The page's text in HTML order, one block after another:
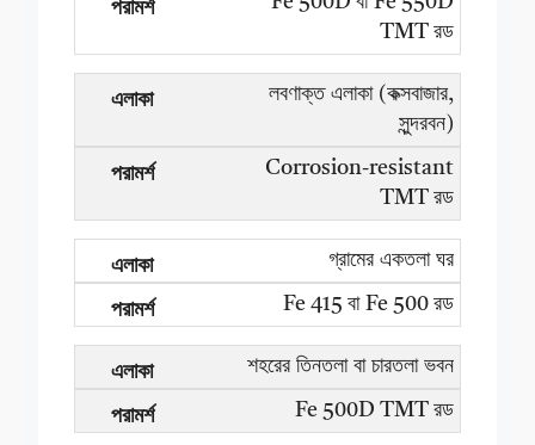
TMT রড
লবণাক্ত এলাকা (কক্সবাজার,
সুন্দরবন)
Corrosion-resistant
TMT রড
গ্রামের একতলা ঘর
Fe 415 বা Fe 500 রড
শহরের তিনতলা বা চারতলা ভবন
Fe 500D TMT রড